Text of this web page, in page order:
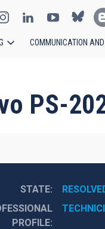
COMMUNICATION
PS-
STATE
PROFILE